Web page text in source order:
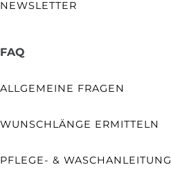
NEWSLETTER
FAQ
ALLGEMEINE FRAGEN
WUNSCHLÄNGE ERMITTELN
PFLEGE- & WASCHANLEITUNG